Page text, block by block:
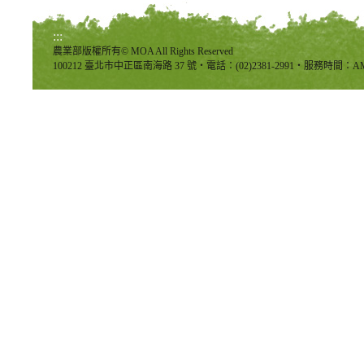
:::
農業部版權所有© MOA All Rights Reserved
100212 臺北市中正區南海路 37 號‧電話：(02)2381-2991‧服務時間：